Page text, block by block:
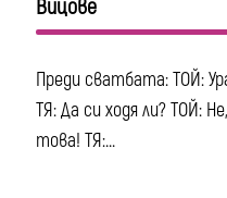
Вицове
Преди сватбата: ТОЙ:
ТЯ: Да си ходя ли? ТОЙ:
това! ТЯ:...